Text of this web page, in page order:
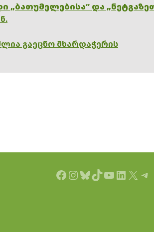
„ბათუმელებისა“ და
გაეცნო მხარდაჭერის
Facebook
Instagram
Bluesky
TikTok
YouTube
LinkedIn
X